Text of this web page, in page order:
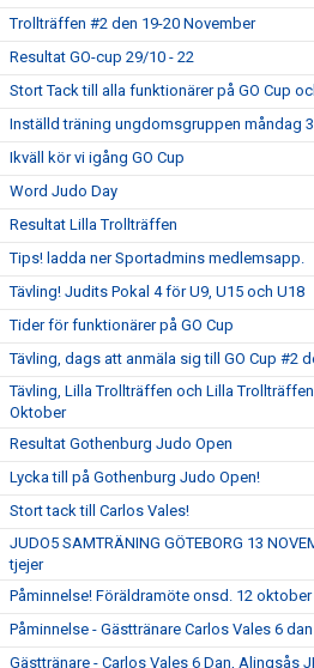
Trollträffen #2 den 19-20 November
Resultat GO-cup 29/10 - 22
Stort Tack till alla funktionärer på GO Cup
Inställd träning ungdomsgruppen måndag
Ikväll kör vi igång GO Cup
Word Judo Day
Resultat Lilla Trollträffen
Tips! ladda ner Sportadmins medlemsapp.
Tävling! Judits Pokal 4 för U9, U15 och U18
Tider för funktionärer på GO Cup
Tävling, dags att anmäla sig till GO Cup #2
Tävling, Lilla Trollträffen och Lilla
Oktober
Resultat Gothenburg Judo Open
Lycka till på Gothenburg Judo Open!
Stort tack till Carlos Vales!
JUDO5 SAMTRÄNING GÖTEBORG 13
tjejer
Påminnelse! Föräldramöte onsd. 12 oktober
Påminnelse - Gästtränare Carlos Vales 6 dan
Gästtränare - Carlos Vales 6 Dan, Alingsås